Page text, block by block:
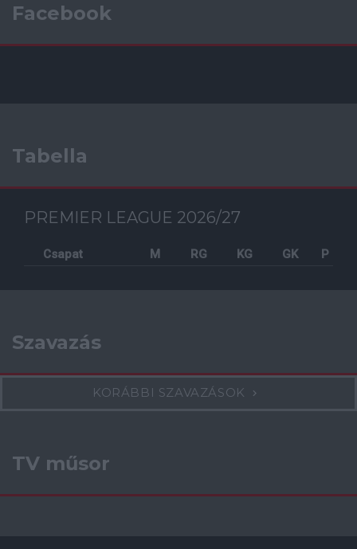
Facebook
Tabella
PREMIER LEAGUE 2026/27
Csapat M RG KG GK P
Szavazás
KORÁBBI SZAVAZÁSOK
TV műsor